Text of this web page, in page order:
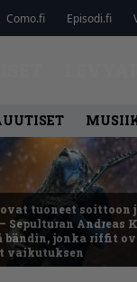
Como.fi Episodi.fi
ovat tuoneet soittoon
Sepulturan Andreas
bändin, jonka riffit
vaikutuksen